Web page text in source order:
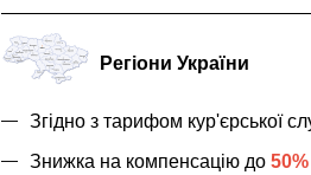
Регіони України
Згідно з тарифом кур'єрської
Знижка на компенсацію до 50%